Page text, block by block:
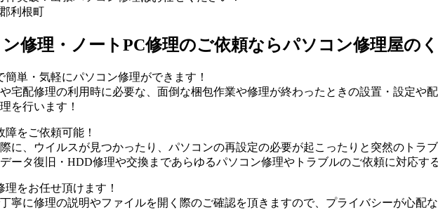
利根町
修理・ノートPC修理のご依頼ならパソコン修理屋の
単・気軽にパソコン修理ができます！
宅配修理の利用時に必要な、面倒な梱包作業や修理が終わったときの設置・設定や
を行います！
をご依頼可能！
に、ウイルスが見つかったり、パソコンの再設定の必要が起こったりと突然のトラ
ータ復旧・HDD修理や交換まであらゆるパソコン修理やトラブルのご依頼に対応す
をお任せ頂けます！
寧に修理の説明やファイルを開く際のご確認を頂きますので、プライバシーが心配